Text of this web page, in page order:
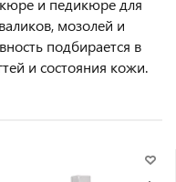
и педикюре для
мозолей и
подбирается в
и состояния кожи.